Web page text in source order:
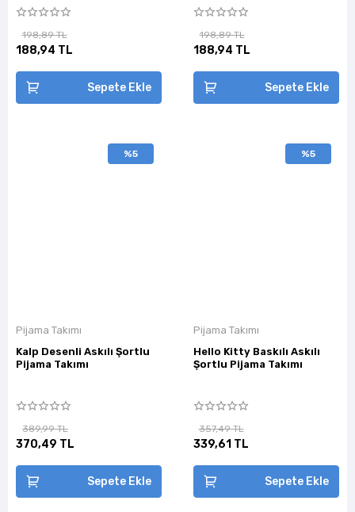
198,89 TL
188,94 TL
Sepete Ekle
198,89 TL
188,94 TL
Sepete Ekle
%5
Pijama Takımı
Kalp Desenli Askılı Şortlu
Pijama Takımı
389,99 TL
370,49 TL
Sepete Ekle
%5
Pijama Takımı
Hello Kitty Baskılı Askılı
Şortlu Pijama Takımı
357,49 TL
339,61 TL
Sepete Ekle